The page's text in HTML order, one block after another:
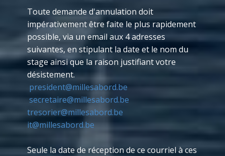
Toute demande d'annulation doit
impérativement être faite le plus rapidement
possible, via un email ​aux 4 adresses
suivantes, en stipulant la date et le nom du
stage ainsi que la raison justifiant votre
désistement.
president@millesabord.be
secretaire@millesabord.be
tresorier@millesabord.be
it@millesabord.be
Seule la date de réception de ce courriel à ces